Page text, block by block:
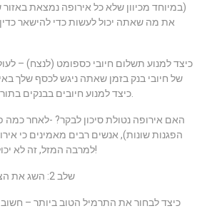
(במיוחד מכיוון שלא כל אירופה נמצאת
כיצד למנוע תשלום חיובי כספומט (לנצח) –
של חיובי בנק בזמן שאתה ניגש לכסף שלך
האם אירופה נטולת סיכון לבקר? -לאחר כמה
הפגנות שונות), אנשים רבים מאמינים כי
למרבה המזל, זה לא יכול להיות רחוק יותר מהאמת!
שלב 2: השג את הציוד שלך לתרמילאי אירופה
כיצד לבחור את התרמיל הטוב ביותר – חשוב